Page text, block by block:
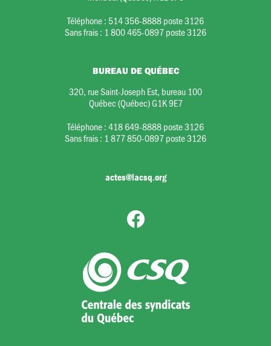
Téléphone : 514 356-8888 poste 3126
Sans frais : 1 800 465-0897 poste 3126
BUREAU DE QUÉBEC
320, rue Saint-Joseph Est, bureau 100
Québec (Québec) G1K 9E7
Téléphone :418 649-8888 poste 3126
Sans frais : 1 877 850-0897 poste 3126
actes@lacsq.org